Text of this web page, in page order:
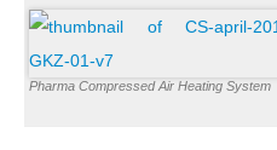
Pharma Compressed Air Heating System